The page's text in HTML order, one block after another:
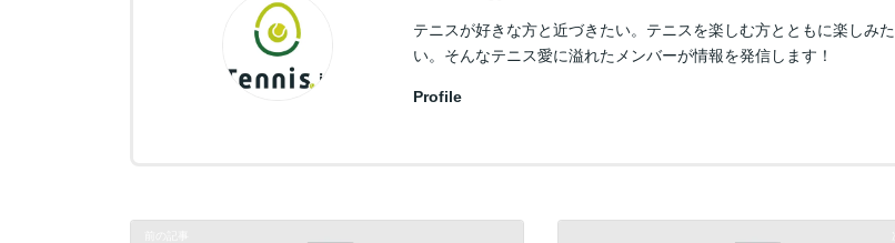
テニスが好きな方と近づきたい。テニスを楽しむ方とともに楽しみた
い。そんなテニス愛に溢れたメンバーが情報を発信します！
Profile